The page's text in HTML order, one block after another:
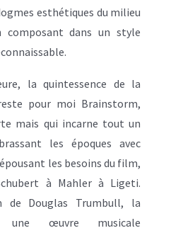
esthétiques du milieu
composant dans un style
la quintessence de la
pour moi Brainstorm,
mais qui incarne tout un
les époques avec
les besoins du film,
à Mahler à Ligeti.
de Douglas Trumbull, la
une œuvre musicale